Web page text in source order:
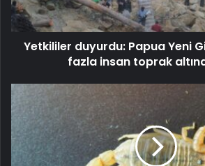
Yetkililer duyurdu: Papua Yeni
fazla insan toprak